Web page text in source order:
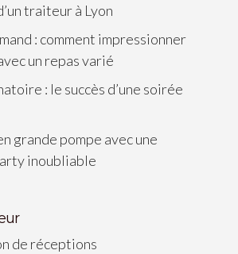
traiteur à Lyon
: comment impressionner
un repas varié
: le succès d’une soirée
grande pompe avec une
inoubliable
de réceptions